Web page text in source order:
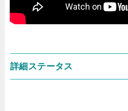
詳細ステータス